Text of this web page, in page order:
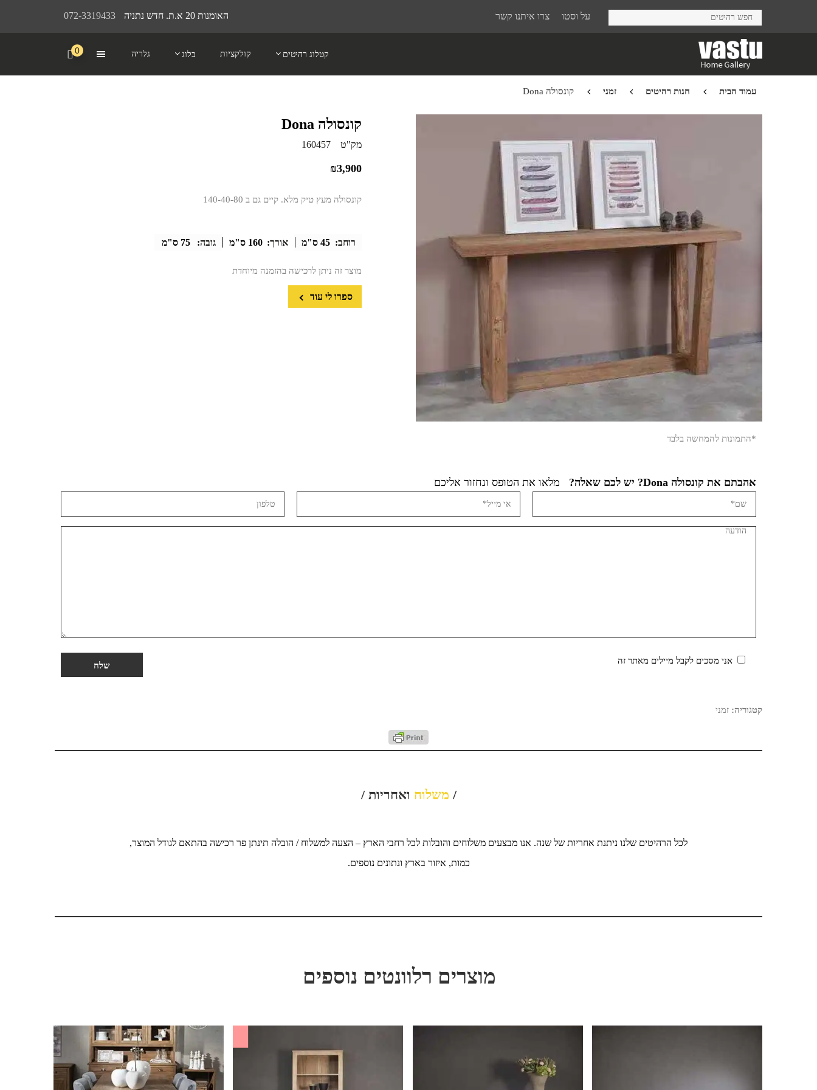
072-3319433 האומנות 20 א.ת. חדש נתניה על וסטו צרו איתנו קשר
קטלוג רהיטים קולקציות בלוג גלריה 0
עמוד הבית חנות רהיטים זמני קונסולה Dona
*התמונות להמחשה בלבד
קונסולה Dona
מק"ט 160457
₪3,900
קונסולה מעץ טיק מלא. קיים גם ב 140-40-80
רוחב: 45 ס"מ אורך: 160 ס"מ גובה: 75 ס"מ
מוצר זה ניתן לרכישה בהזמנה מיוחדת
ספרו לי עוד
אהבתם את קונסולה Dona? יש לכם שאלה? מלאו את הטופס ונחזור אליכם
אני מסכים לקבל מיילים מאתר זה
קטגוריה: זמני
/ משלוח ואחריות /
לכל הרהיטים שלנו ניתנת אחריות של שנה. אנו מבצעים משלוחים והובלות לכל רחבי הארץ – הצעה למשלוח / הובלה תינתן פר רכישה בהתאם לגודל המוצר,
כמות, איזור בארץ ונתונים נוספים.
מוצרים רלוונטים נוספים